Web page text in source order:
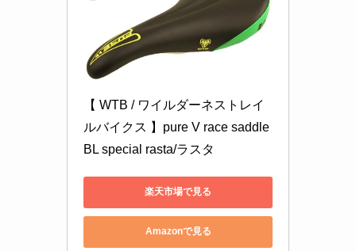
【 WTB / ワイルダーネストレイ
ルバイクス 】pure V race saddle
BL special rasta/ラスタ
楽天市場で見る
Amazonで見る